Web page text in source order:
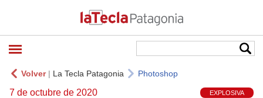
Volver| La Tecla Patagonia Photoshop
7 de octubre de 2020 EXPLOSIVA